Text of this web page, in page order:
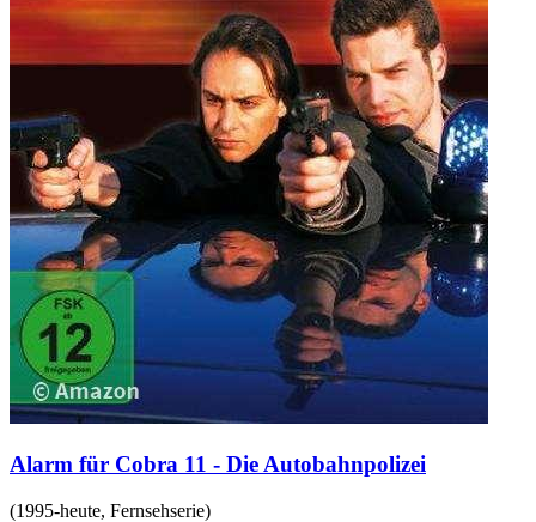
Alarm für Cobra 11 - Die Autobahnpolizei
(1995-heute, Fernsehserie)